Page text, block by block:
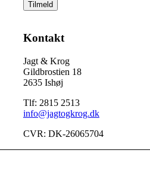
Kontakt
Jagt & Krog
Gildbrostien 18
2635 Ishøj
Tlf: 2815 2513
info@jagtogkrog.dk
CVR: DK-26065704